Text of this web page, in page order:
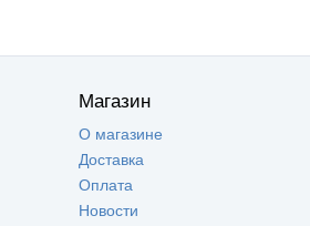
Магазин
О магазине
Доставка
Оплата
Новости